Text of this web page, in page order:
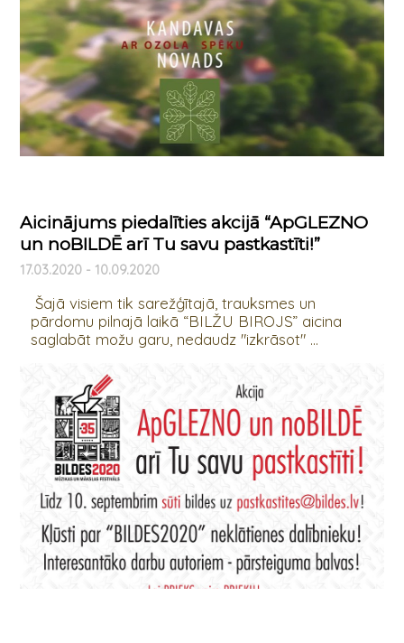
Aicinājums piedalīties akcijā “ApGLEZNO
un noBILDĒ arī Tu savu pastkastīti!”
17.03.2020 - 10.09.2020
Šajā visiem tik sarežģītajā, trauksmes un
pārdomu pilnajā laikā “BILŽU BIROJS” aicina
saglabāt možu garu, nedaudz "izkrāsot" ...